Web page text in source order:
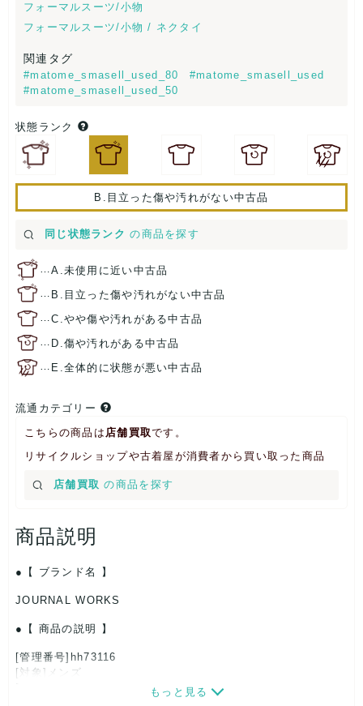
フォーマルスーツ/小物
フォーマルスーツ/小物 / ネクタイ
関連タグ
#matome_smasell_used_80
#matome_smasell_used
#matome_smasell_used_50
状態ランク
B.目立った傷や汚れがない中古品
同じ状態ランク の商品を探す
…A.未使用に近い中古品
… B.目立った傷や汚れがない中古品
…C.やや傷や汚れがある中古品
… D.傷や汚れがある中古品
… E.全体的に状態が悪い中古品
流通カテゴリー
こちらの商品は 店舗買取です。
リサイクルショップや古着屋が消費者から買い取った商品
店舗買取 の商品を探す
商品説明
【 ブランド名 】
JOURNAL WORKS
【 商品の説明 】
[管理番号]hh73116
[対象]メンズ
もっと見る